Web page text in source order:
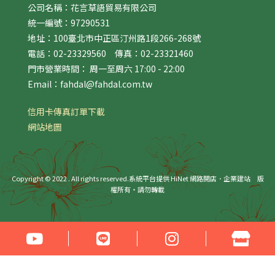
公司名稱：花言草語貿易有限公司
統一編號：97290531
地址：100臺北市中正區汀州路1段266-268號
電話：02-23329560 傳真：02-23321460
門市營業時間： 周一至周六 17:00 - 22:00
Email：fahdal@fahdal.com.tw
信用卡傳真訂單下載
網站地圖
Copyright © 2022 . All rights reserved.系統平台提供 HiNet 網路開店．企業建站版
權所有‧請勿轉載